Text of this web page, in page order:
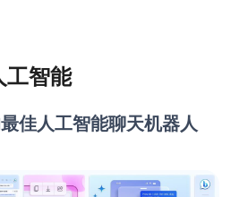
工智能
佳人工智能聊天机器人